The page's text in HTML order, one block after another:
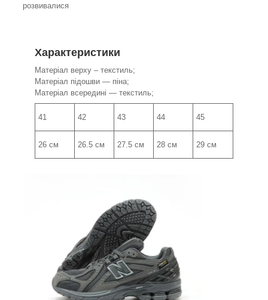
розвивалися
Характеристики
Матеріал верху – текстиль;
Матеріал підошви — піна;
Матеріал всередині — текстиль;
41 42 43 44 45
26 см 26.5 см 27.5 см 28 см 29 см